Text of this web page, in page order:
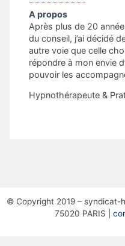
A propos
Après plus de 20
du conseil, j’ai décidé
autre voie que celle
répondre à mon envie
pouvoir les
Hypnothérapeute &
© Copyright 2019 – syndicat-
75020 PARIS |